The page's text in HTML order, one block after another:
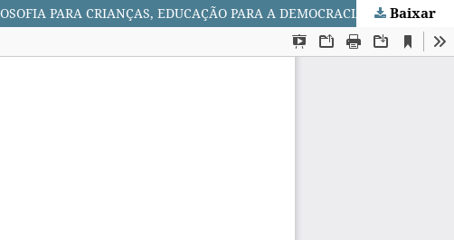
Baixar